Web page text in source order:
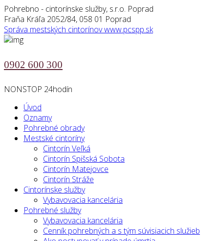
Pohrebno - cintorínske služby, s.r.o. Poprad
Fraňa Kráľa 2052/84, 058 01 Poprad
Správa mestských cintorínovwww.pcspp.sk
0902 600 300
NONSTOP 24hodín
Úvod
Oznamy
Pohrebné obrady
Mestské cintoríny
Cintorín Veľká
Cintorín Spišská Sobota
Cintorín Matejovce
Cintorín Stráže
Cintorínske služby
Vybavovacia kancelária
Pohrebné služby
Vybavovacia kancelária
Cenník pohrebných a s tým súvisiacich služieb